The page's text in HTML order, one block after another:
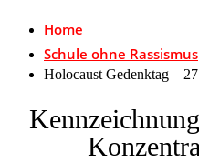
Home
Schule ohne Rassismus
Holocaust Gedenktag –